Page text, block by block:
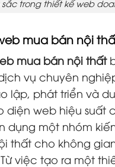
sắc trong thiết kế web
mua bán nội
mua bán nội thất
vụ chuyên
lập, phát triển và
diện web hiệu suất
dụng một nhóm
thất cho không
việc tạo ra một